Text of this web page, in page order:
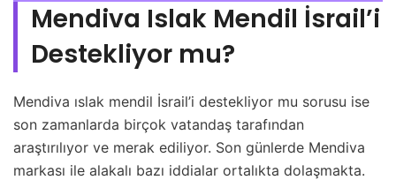
Mendiva Islak Mendil İsrail’i
Destekliyor mu?
Mendiva ıslak mendil İsrail’i destekliyor mu sorusu ise
son zamanlarda birçok vatandaş tarafından
araştırılıyor ve merak ediliyor. Son günlerde Mendiva
markası ile alakalı bazı iddialar ortalıkta dolaşmakta.